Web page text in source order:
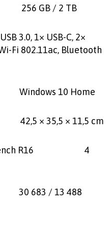
GB / 2 TB
1× USB-C, 2×
Fi 802.11ac, Bluetooth
10 Home
× 11,5 cm
R16 4
683 / 13 488